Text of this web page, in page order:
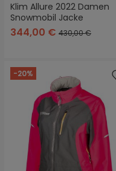
Klim Allure 2022 Damen
Snowmobil Jacke
344,00 € 430,00 €
-20%